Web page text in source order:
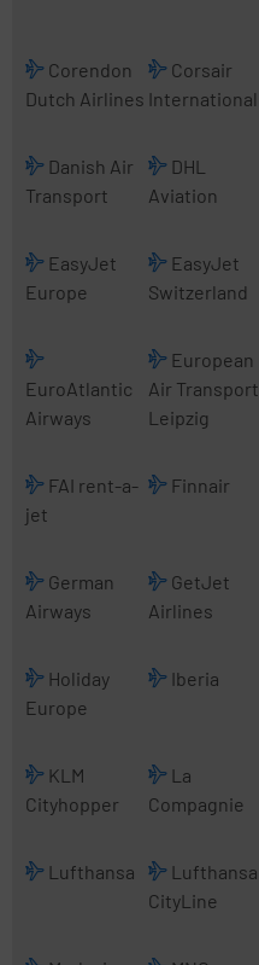
Corendon
Dutch Airlines
Corsair
International
Danish Air
Transport
DHL
Aviation
EasyJet
Europe
EasyJet
Switzerland
EuroAtlantic
Airways
European
Air Transport
Leipzig
FAI rent-a-
jet
Finnair
German
Airways
GetJet
Airlines
Holiday
Europe
Iberia
KLM
Cityhopper
La
Compagnie
Lufthansa
Lufthansa
CityLine